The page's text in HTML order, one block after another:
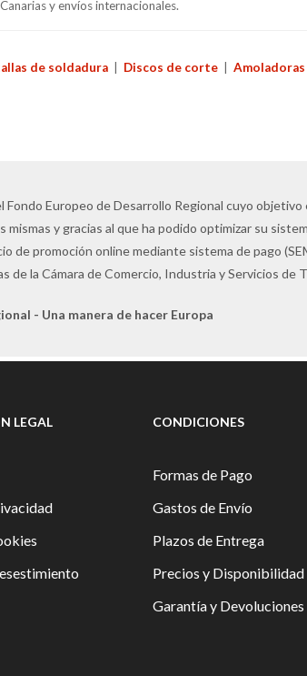
y envíos internacionales.
de soldadura| Discos de corte| Amoladoras
Fondo Europeo de Desarrollo Regional cuyo
mismas y gracias al que ha podido optimizar su
de promoción online mediante sistema de pago
de la Cámara de Comercio, Industria y Servicios de
- Una manera de hacer Europa
LEGAL CONDICIONES
Formas de Pago
Gastos de Envío
Plazos de Entrega
Precios y Disponibilidad
Garantía y Devoluciones